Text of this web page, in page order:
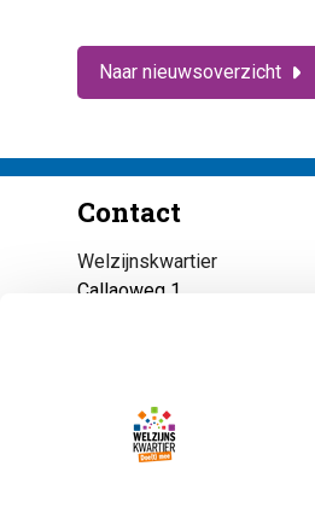
Naar nieuwsoverzicht
Contact
Welzijnskwartier
Callaoweg 1